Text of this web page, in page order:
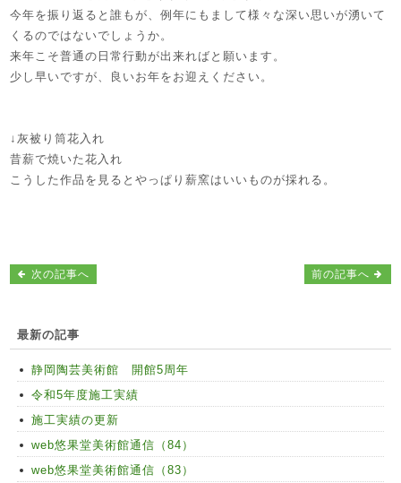
今年を振り返ると誰もが、例年にもまして様々な深い思いが湧いて
くるのではないでしょうか。
来年こそ普通の日常行動が出来ればと願います。
少し早いですが、良いお年をお迎えください。
↓灰被り筒花入れ
昔薪で焼いた花入れ
こうした作品を見るとやっぱり薪窯はいいものが採れる。
前の記事へ
次の記事へ
最新の記事
静岡陶芸美術館 開館5周年
令和5年度施工実績
施工実績の更新
web悠果堂美術館通信（84）
web悠果堂美術館通信（83）